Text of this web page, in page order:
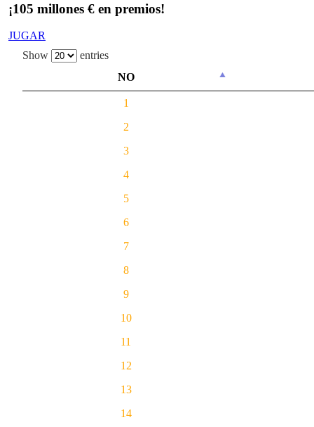
¡105 millones € en premios!
JUGAR
Show
entries
NO
1
2
3
4
5
6
7
8
9
10
11
12
13
14